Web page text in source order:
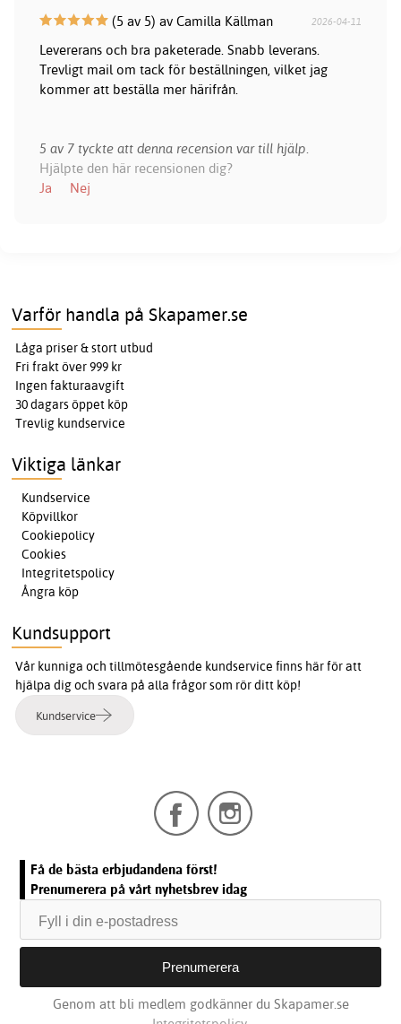
(5 av 5) av Camilla Källman 2026-04-11
Levererans och bra paketerade. Snabb leverans.
Trevligt mail om tack för beställningen, vilket jag
kommer att beställa mer härifrån.
5 av 7 tyckte att denna recension var till hjälp.
Hjälpte den här recensionen dig?
Ja
Nej
Varför handla på Skapamer.se
Låga priser & stort utbud
Fri frakt över 999 kr
Ingen fakturaavgift
30 dagars öppet köp
Trevlig kundservice
Viktiga länkar
Kundservice
Köpvillkor
Cookiepolicy
Cookies
Integritetspolicy
Ångra köp
Kundsupport
Vår kunniga och tillmötesgående kundservice finns här för att
hjälpa dig och svara på alla frågor som rör ditt köp!
Kundservice
Få de bästa erbjudandena först!
Prenumerera på vårt nyhetsbrev idag
Genom att bli medlem godkänner du Skapamer.se